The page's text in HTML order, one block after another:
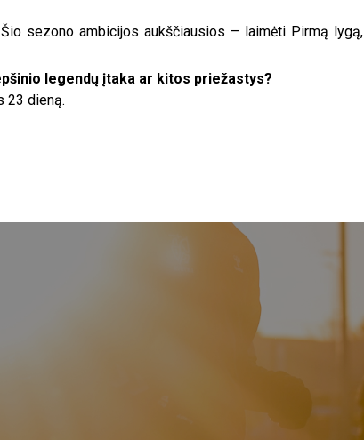
sezono ambicijos aukščiausios – laimėti Pirmą lygą,
legendų įtaka ar kitos priežastys?
23 dieną.